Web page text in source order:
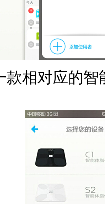
款相对应的